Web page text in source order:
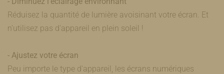
Réduisez la quantité de lumière avoisinant votre écran. Et
n'utilisez pas d'appareil en plein soleil !
- Ajustez votre écran
Peu importe le type d'appareil, les écrans numériques